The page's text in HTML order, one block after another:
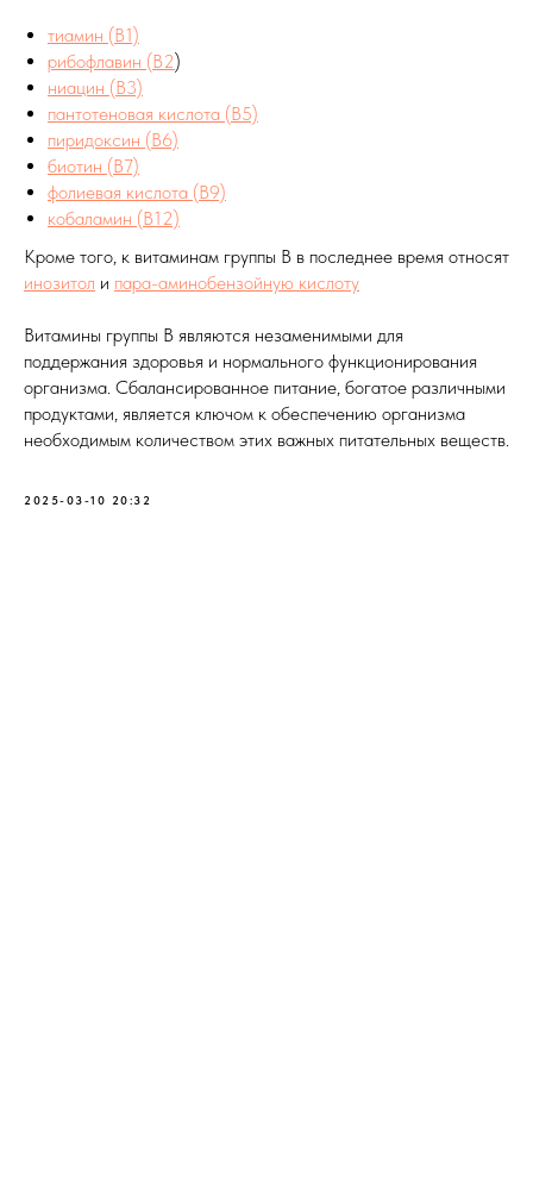
тиамин (B1)
рибофлавин (B2)
ниацин (B3)
пантотеновая кислота (B5)
пиридоксин (B6)
биотин (B7)
фолиевая кислота (B9)
кобаламин (B12)
Кроме того, к витаминам группы B в последнее время относят
инозитол и пара-аминобензойную кислоту
Витамины группы B являются незаменимыми для
поддержания здоровья и нормального функционирования
организма. Сбалансированное питание, богатое различными
продуктами, является ключом к обеспечению организма
необходимым количеством этих важных питательных веществ.
2025-03-10 20:32